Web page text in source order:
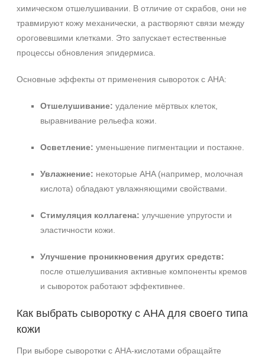
химическом отшелушивании. В отличие от скрабов, они не
травмируют кожу механически, а растворяют связи между
ороговевшими клетками. Это запускает естественные
процессы обновления эпидермиса.
Основные эффекты от применения сывороток с AHA:
Отшелушивание: удаление мёртвых клеток,
выравнивание рельефа кожи.
Осветление: уменьшение пигментации и постакне.
Увлажнение: некоторые AHA (например, молочная
кислота) обладают увлажняющими свойствами.
Стимуляция коллагена: улучшение упругости и
эластичности кожи.
Улучшение проникновения других средств:
после отшелушивания активные компоненты кремов
и сывороток работают эффективнее.
Как выбрать сыворотку с AHA для своего типа
кожи
При выборе сыворотки с AHA‑кислотами обращайте